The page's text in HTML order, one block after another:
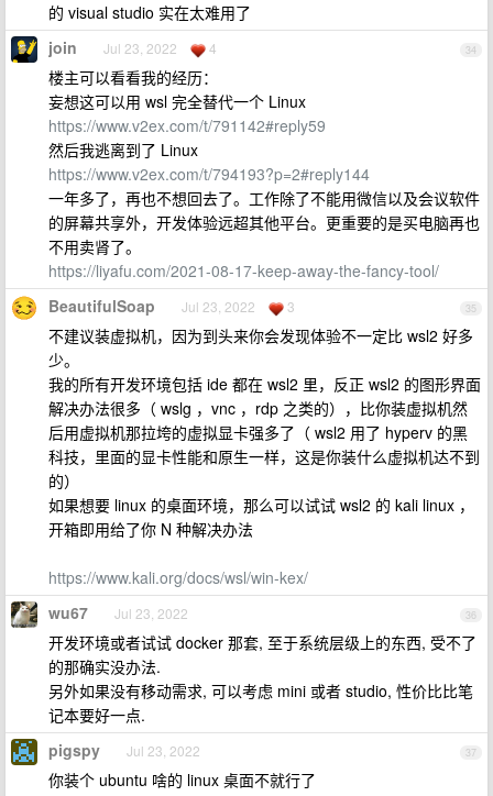
的 visual studio 实在太难用了
34
join Jul 23, 2022 4
楼主可以看看我的经历：
妄想这可以用 wsl 完全替代一个 Linux
https://www.v2ex.com/t/791142#reply59
然后我逃离到了 Linux
https://www.v2ex.com/t/794193?p=2#reply144
一年多了，再也不想回去了。工作除了不能用微信以及会议软件
的屏幕共享外，开发体验远超其他平台。更重要的是买电脑再也
不用卖肾了。
https://liyafu.com/2021-08-17-keep-away-the-fancy-tool/
35
BeautifulSoap Jul 23, 2022 3
不建议装虚拟机，因为到头来你会发现体验不一定比 wsl2 好多
少。
我的所有开发环境包括 ide 都在 wsl2 里，反正 wsl2 的图形界面
解决办法很多（ wslg ，vnc ，rdp 之类的），比你装虚拟机然
后用虚拟机那拉垮的虚拟显卡强多了（ wsl2 用了 hyperv 的黑
科技，里面的显卡性能和原生一样，这是你装什么虚拟机达不到
的）
如果想要 linux 的桌面环境，那么可以试试 wsl2 的 kali linux ，
开箱即用给了你 N 种解决办法
https://www.kali.org/docs/wsl/win-kex/
36
wu67 Jul 23, 2022
开发环境或者试试 docker 那套, 至于系统层级上的东西, 受不了
的那确实没办法.
另外如果没有移动需求, 可以考虑 mini 或者 studio, 性价比比笔
记本要好一点.
37
pigspy Jul 23, 2022
你装个 ubuntu 啥的 linux 桌面不就行了